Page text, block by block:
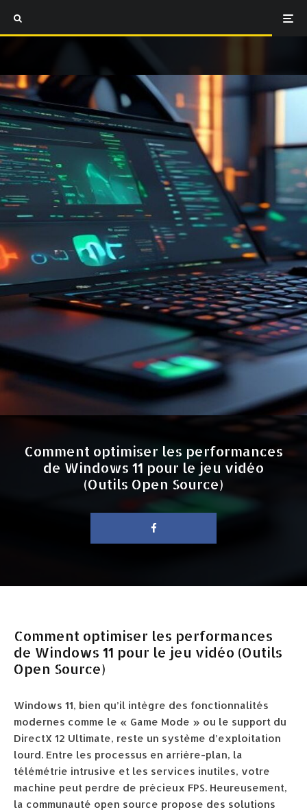
Comment optimiser les performances
de Windows 11 pour le jeu vidéo
(Outils Open Source)
Comment optimiser les performances
de Windows 11 pour le jeu vidéo (Outils
Open Source)
Windows 11, bien qu’il intègre des fonctionnalités
modernes comme le « Game Mode » ou le support du
DirectX 12 Ultimate, reste un système d’exploitation
lourd. Entre les processus en arrière-plan, la
télémétrie intrusive et les services inutiles, votre
machine peut perdre de précieux FPS. Heureusement,
la communauté open source propose des solutions